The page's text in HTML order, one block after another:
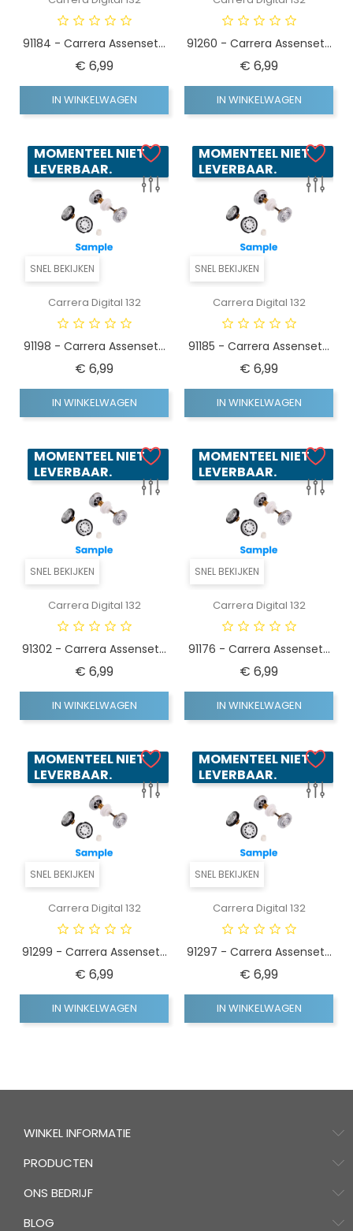
91184 - Carrera Assenset...
€ 6,99Prijs
IN WINKELWAGEN
91260 - Carrera Assenset...
€ 6,99Prijs
IN WINKELWAGEN
SNEL BEKIJKEN
MOMENTEEL NIET
LEVERBAAR.
Carrera Digital 132
91198 - Carrera Assenset...
€ 6,99Prijs
IN WINKELWAGEN
SNEL BEKIJKEN
MOMENTEEL NIET
LEVERBAAR.
Carrera Digital 132
91185 - Carrera Assenset...
€ 6,99Prijs
IN WINKELWAGEN
SNEL BEKIJKEN
MOMENTEEL NIET
LEVERBAAR.
Carrera Digital 132
91302 - Carrera Assenset...
€ 6,99Prijs
IN WINKELWAGEN
SNEL BEKIJKEN
MOMENTEEL NIET
LEVERBAAR.
Carrera Digital 132
91176 - Carrera Assenset...
€ 6,99Prijs
IN WINKELWAGEN
SNEL BEKIJKEN
MOMENTEEL NIET
LEVERBAAR.
Carrera Digital 132
91299 - Carrera Assenset...
€ 6,99Prijs
IN WINKELWAGEN
SNEL BEKIJKEN
MOMENTEEL NIET
LEVERBAAR.
Carrera Digital 132
91297 - Carrera Assenset...
€ 6,99Prijs
IN WINKELWAGEN
WINKEL INFORMATIE
PRODUCTEN
ONS BEDRIJF
BLOG